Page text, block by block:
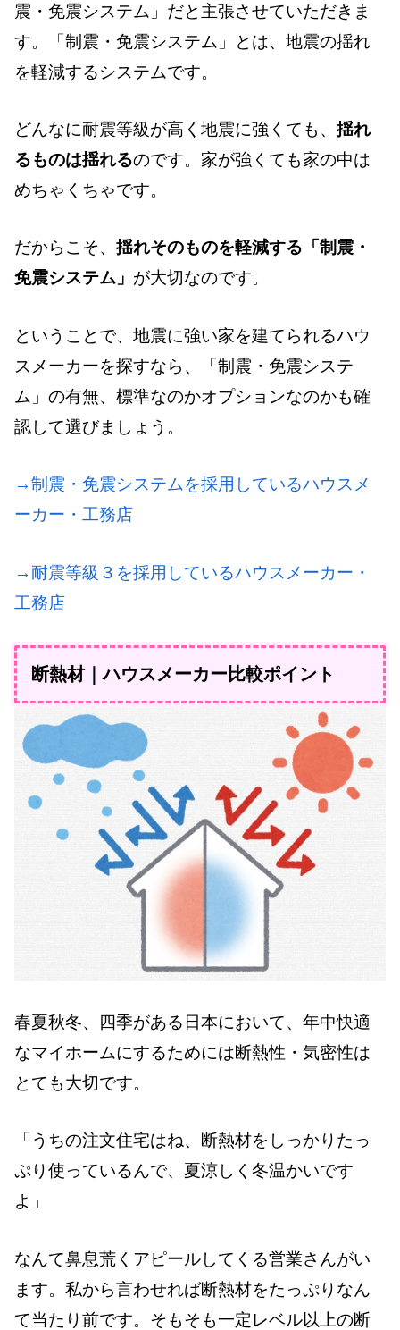
震・免震システム」だと主張させていただきま
す。「制震・免震システム」とは、地震の揺れ
を軽減するシステムです。
どんなに耐震等級が高く地震に強くても、 揺れ
るものは揺れるのです。家が強くても家の中は
めちゃくちゃです。
だからこそ、 揺れそのものを軽減する「制震・
免震システム」 が大切なのです。
ということで、地震に強い家を建てられるハウ
スメーカーを探すなら、「制震・免震システ
ム」の有無、標準なのかオプションなのかも確
認して選びましょう。
→制震・免震システムを採用しているハウスメ
ーカー・工務店
→耐震等級３を採用しているハウスメーカー・
工務店
断熱材｜ハウスメーカー比較ポイント
春夏秋冬、四季がある日本において、年中快適
なマイホームにするためには断熱性・気密性は
とても大切です。
「うちの注文住宅はね、断熱材をしっかりたっ
ぷり使っているんで、夏涼しく冬温かいです
よ」
なんて鼻息荒くアピールしてくる営業さんがい
ます。私から言わせれば断熱材をたっぷりなん
て当たり前です。そもそも一定レベル以上の断